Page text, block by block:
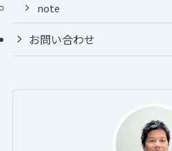
note
お問い合わせ